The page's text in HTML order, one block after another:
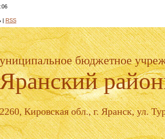
| RSS
бюджетное
Кировская обл., г. Яранск, ул.